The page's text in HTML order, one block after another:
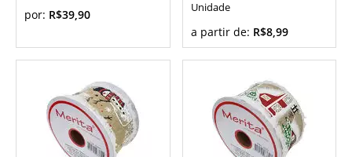
por: R$39,90
Unidade
a partir de: R$8,99